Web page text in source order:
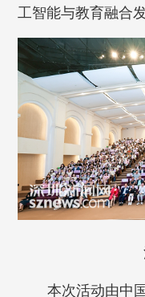
工智能与教育融合
本次活动由中